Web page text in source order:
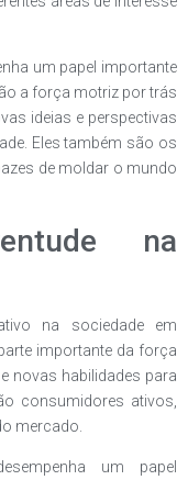
um papel importante
a força motriz por trás
ideias e perspectivas
Eles também são os
de moldar o mundo
na
na sociedade em
importante da força
novas habilidades para
consumidores ativos,
mercado.
um papel